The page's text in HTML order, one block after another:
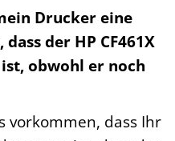
Drucker eine
der HP CF461X
obwohl er noch
vorkommen, dass Ihr